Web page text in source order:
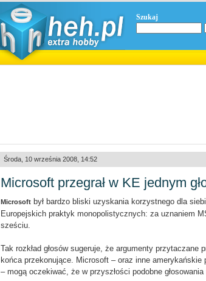
Szukaj
Środa, 10 września 2008, 14:52
Microsoft przegrał w KE jednym
Microsoft był bardzo bliski uzyskania korzystnego dla
Europejskich praktyk monopolistycznych: za uznaniem
sześciu.
Tak rozkład głosów sugeruje, że argumenty
końca przekonujące. Microsoft – oraz inne
– mogą oczekiwać, że w przyszłości podobne